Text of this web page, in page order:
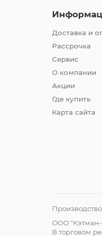
Доставка и
Рассрочка
Сервис
О компании
Акции
Где купить
Карта сайта
ООО "Кэтман-
В торговом